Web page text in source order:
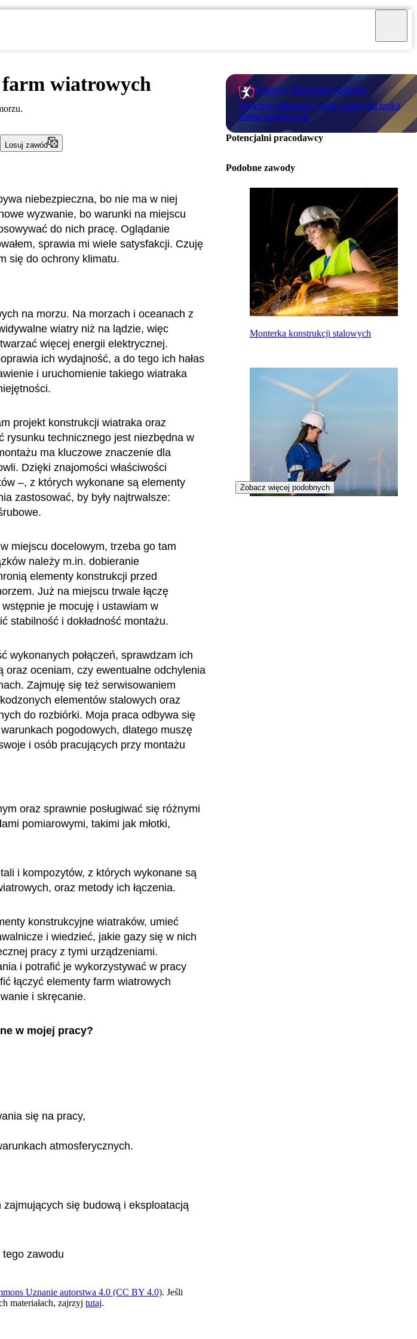
wiatrowych
Losuj zawód
niebezpieczna, bo nie ma w niej
wyzwanie, bo warunki na miejscu
do nich pracę. Oglądanie
sprawia mi wiele satysfakcji. Czuję
się do ochrony klimatu.
na morzu. Na morzach i oceanach z
wiatry niż na lądzie, więc
więcej energii elektrycznej.
ich wydajność, a do tego ich hałas
i uruchomienie takiego wiatraka
projekt konstrukcji wiatraka oraz
rysunku technicznego jest niezbędna w
ma kluczowe znaczenie dla
Dzięki znajomości właściwości
–, z których wykonane są elementy
zastosować, by były najtrwalsze:
miejscu docelowym, trzeba go tam
należy m.in. dobieranie
elementy konstrukcji przed
Już na miejscu trwale łączę
je mocuję i ustawiam w
stabilność i dokładność montażu.
wykonanych połączeń, sprawdzam ich
oraz oceniam, czy ewentualne odchylenia
Zajmuję się też serwisowaniem
elementów stalowych oraz
do rozbiórki. Moja praca odbywa się
pogodowych, dlatego muszę
i osób pracujących przy montażu
oraz sprawnie posługiwać się różnymi
pomiarowymi, takimi jak młotki,
i kompozytów, z których wykonane są
oraz metody ich łączenia.
konstrukcyjne wiatraków, umieć
i wiedzieć, jakie gazy się w nich
pracy z tymi urządzeniami.
i potrafić je wykorzystywać w pracy
łączyć elementy farm wiatrowych
i skręcanie.
w mojej pracy?
się na pracy,
atmosferycznych.
się budową i eksploatacją
zawodu
Uznanie autorstwa 4.0 (CC BY 4.0). Jeśli
materiałach, zajrzyj tutaj.
Obejrzyj #ZawodowyStream:
Serwis w chmurach, czyli o pracy technika
turbin wiatrowych
Potencjalni pracodawcy
Podobne zawody
Monterka konstrukcji stalowych
Zobacz więcej podobnych